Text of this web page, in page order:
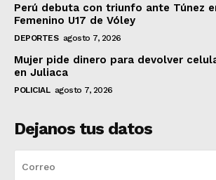
Perú debuta con triunfo ante Túnez
Femenino U17 de Vóley
DEPORTES agosto 7, 2026
Mujer pide dinero para devolver
en Juliaca
POLICIAL agosto 7, 2026
Dejanos tus datos